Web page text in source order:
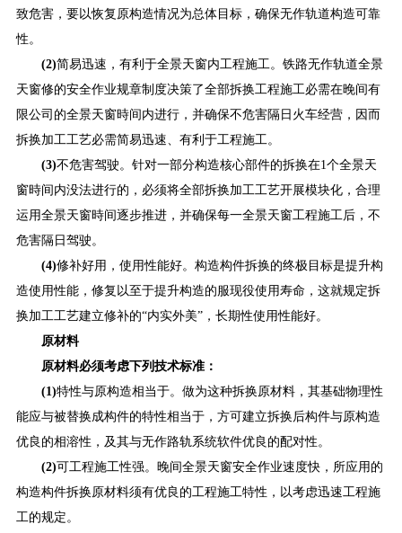
致危害，要以恢复原构造情况为总体目标，确保无作轨道构造可靠
性。
(2)简易迅速，有利于全景天窗内工程施工。铁路无作轨道全景
天窗修的安全作业规章制度决策了全部拆换工程施工必需在晚间有
限公司的全景天窗時间内进行，并确保不危害隔日火车经营，因而
拆换加工工艺必需简易迅速、有利于工程施工。
(3)不危害驾驶。针对一部分构造核心部件的拆换在1个全景天
窗時间内没法进行的，必须将全部拆换加工工艺开展模块化，合理
运用全景天窗時间逐步推进，并确保每一全景天窗工程施工后，不
危害隔日驾驶。
(4)修补好用，使用性能好。构造构件拆换的终极目标是提升构
造使用性能，修复以至于提升构造的服现役使用寿命，这就规定拆
换加工工艺建立修补的“内实外美”，长期性使用性能好。
原材料
原材料必须考虑下列技术标准：
(1)特性与原构造相当于。做为这种拆换原材料，其基础物理性
能应与被替换成构件的特性相当于，方可建立拆换后构件与原构造
优良的相溶性，及其与无作路轨系统软件优良的配对性。
(2)可工程施工性强。晚间全景天窗安全作业速度快，所应用的
构造构件拆换原材料须有优良的工程施工特性，以考虑迅速工程施
工的规定。